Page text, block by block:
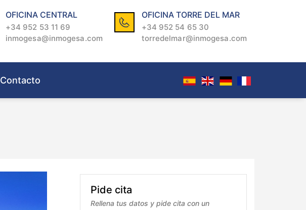
OFICINA CENTRAL
+34 952 53 11 69
inmogesa@inmogesa.com
OFICINA TORRE DEL MAR
+34 952 54 65 30
torredelmar@inmogesa.com
Contacto
Pide cita
Rellena tus datos y pide cita con un